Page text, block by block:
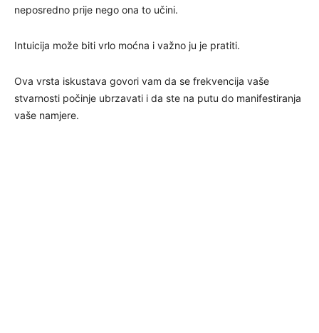
neposredno prije nego ona to učini.
Intuicija može biti vrlo moćna i važno ju je pratiti.
Ova vrsta iskustava govori vam da se frekvencija vaše
stvarnosti počinje ubrzavati i da ste na putu do manifestiranja
vaše namjere.